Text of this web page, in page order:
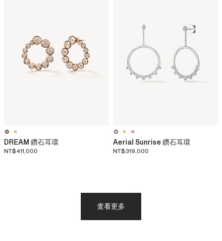
DREAM 鑽石耳環
NT$411,000
Aerial Sunrise 鑽石耳環
NT$319,000
査看更多